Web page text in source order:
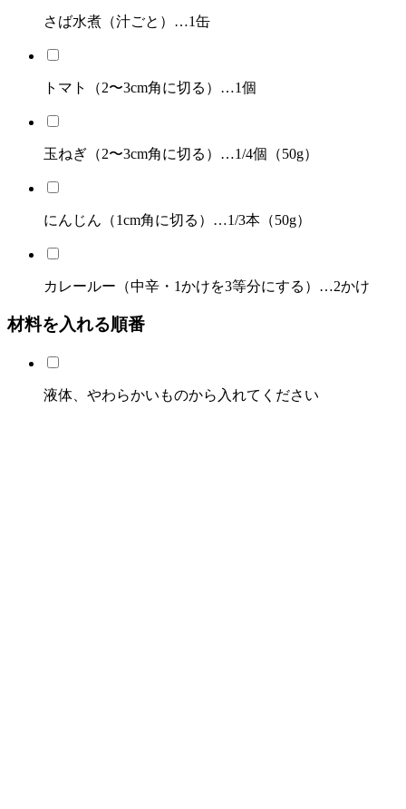
さば水煮（汁ごと）…1缶
トマト（2〜3cm角に切る）…1個
玉ねぎ（2〜3cm角に切る）…1/4個（50g）
にんじん（1cm角に切る）…1/3本（50g）
カレールー（中辛・1かけを3等分にする）…2かけ
材料を入れる順番
液体、やわらかいものから入れてください